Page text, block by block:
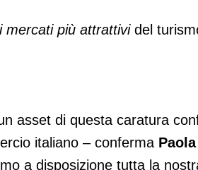
mercati più attrattividel
asset di questa caratura
italiano – conferma
a disposizione tutta la